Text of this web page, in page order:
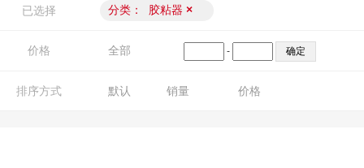
已选择 分类： 胶粘器 ×
价格 全部 -
排序方式 默认 销量 价格